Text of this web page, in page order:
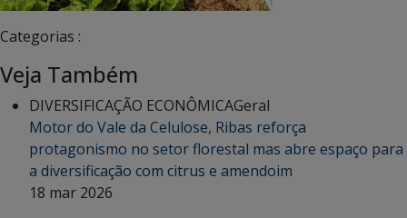
Categorias :
Veja Também
DIVERSIFICAÇÃO ECONÔMICAGeral
Motor do Vale da Celulose, Ribas reforça
protagonismo no setor florestal mas abre espaço para
a diversificação com citrus e amendoim
18 mar 2026